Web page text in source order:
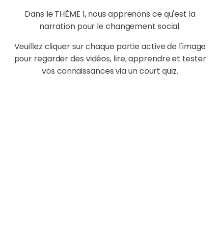
Dans le THÈME 1, nous apprenons ce qu'est la
narration pour le changement social.
Veuillez cliquer sur chaque partie active de l'image
pour regarder des vidéos, lire, apprendre et tester
vos connaissances via un court quiz.